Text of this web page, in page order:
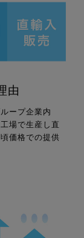
由
ープ企業内
場で生産し直
価格での提供